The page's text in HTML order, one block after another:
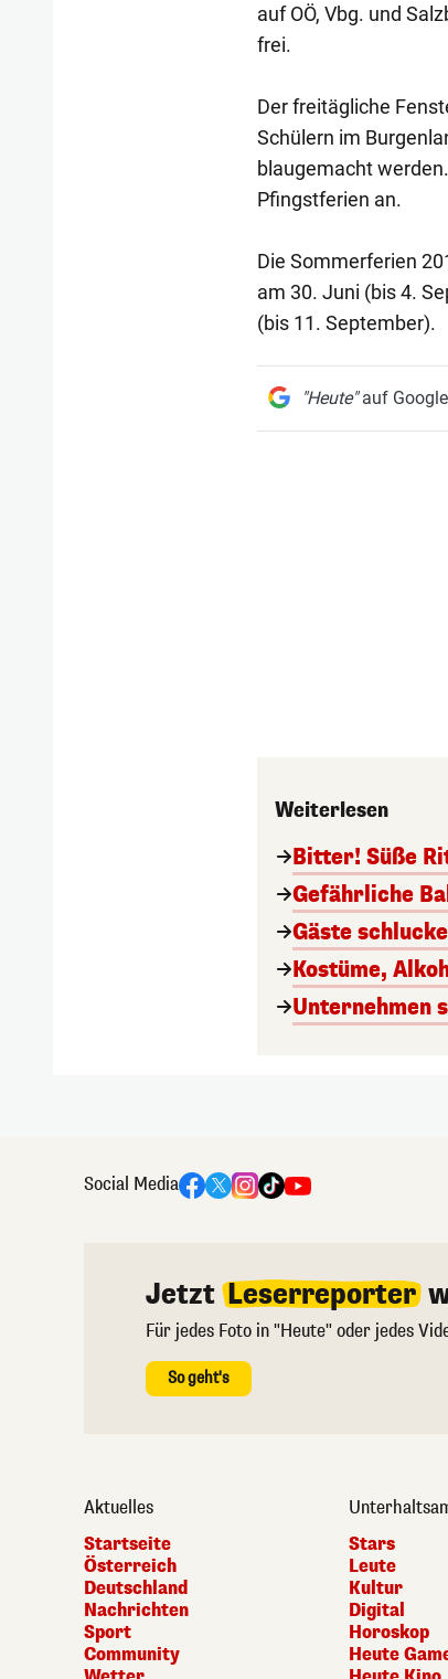
auf OÖ, Vbg. und
frei.
Der freitägliche
Schülern im
blaugemacht
Pfingstferien an.
Die Sommerferien
am 30. Juni (bis 4.
(bis 11. September).
"Heute"auf
Weiterlesen
Bitter! Süße
Gefährliche
Gäste
Kostüme,
Unternehmen
Social Media
Jetzt Leserreporter
Für jedes Foto in "Heute" oder jedes
So geht's
Aktuelles
Startseite
Österreich
Deutschland
Nachrichten
Sport
Community
Stars
Leute
Kultur
Digital
Horoskop
Heute